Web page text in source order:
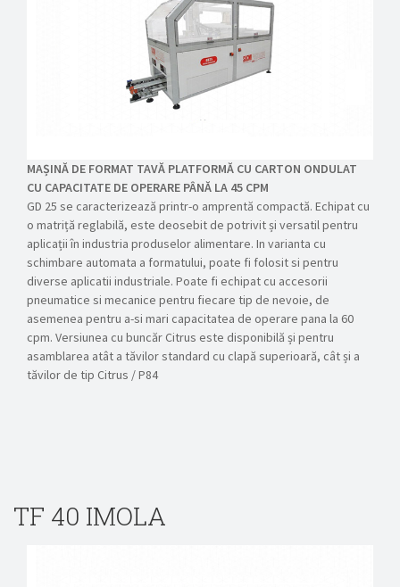
MAȘINĂ DE FORMAT TAVĂ PLATFORMĂ CU CARTON ONDULAT
CU CAPACITATE DE OPERARE PÂNĂ LA 45 CPM
GD 25 se caracterizează printr-o amprentă compactă. Echipat cu
o matriță reglabilă, este deosebit de potrivit și versatil pentru
aplicații în industria produselor alimentare. In varianta cu
schimbare automata a formatului, poate fi folosit si pentru
diverse aplicatii industriale. Poate fi echipat cu accesorii
pneumatice si mecanice pentru fiecare tip de nevoie, de
asemenea pentru a-si mari capacitatea de operare pana la 60
cpm. Versiunea cu buncăr Citrus este disponibilă și pentru
asamblarea atât a tăvilor standard cu clapă superioară, cât și a
tăvilor de tip Citrus / P84
TF 40 IMOLA